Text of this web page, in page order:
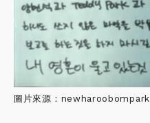
圖片來源：newharoobompark